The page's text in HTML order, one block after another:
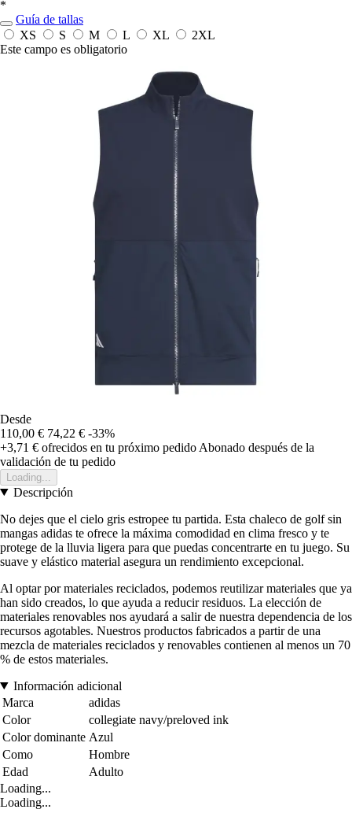
*
Guía de tallas
XS
S M L XL
2XL
Este campo es obligatorio
Desde
110,00 € 74,22 € -33%
+3,71 € ofrecidos en tu próximo pedido Abonado después de la
validación de tu pedido
Loading...
Descripción
No dejes que el cielo gris estropee tu partida. Esta chaleco de golf sin
mangas adidas te ofrece la máxima comodidad en clima fresco y te
protege de la lluvia ligera para que puedas concentrarte en tu juego. Su
suave y elástico material asegura un rendimiento excepcional.
Al optar por materiales reciclados, podemos reutilizar materiales que ya
han sido creados, lo que ayuda a reducir residuos. La elección de
materiales renovables nos ayudará a salir de nuestra dependencia de los
recursos agotables. Nuestros productos fabricados a partir de una
mezcla de materiales reciclados y renovables contienen al menos un 70
% de estos materiales.
Información adicional
Marca
adidas
Color
collegiate navy/preloved ink
Color dominante Azul
Como
Hombre
Edad
Adulto
Loading...
Loading...